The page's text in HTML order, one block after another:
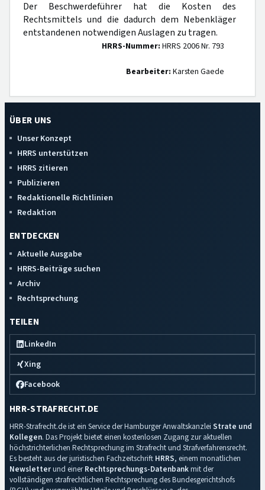
Der Beschwerdeführer hat die Kosten des
Rechtsmittels und die dadurch dem Nebenkläger
entstandenen notwendigen Auslagen zu tragen.
HRRS-Nummer: HRRS 2006 Nr. 793
Bearbeiter: Karsten Gaede
ÜBER UNS
Unser Konzept
HRRS unterstützen
HRRS zitieren
Publizieren
Redaktionelle Richtlinien
Redaktion
ENTDECKEN
Aktuelle Ausgabe
HRRS-Beiträge suchen
Archiv
Rechtsprechung
TEILEN
LinkedIn
Xing
Facebook
HRR-STRAFRECHT.DE
HRR-Strafrecht.de ist ein Service der Hamburger Anwaltskanzlei Strate und
Kollegen. Das Projekt bietet einen kostenlosen Zugang zur aktuellen
höchstrichterlichen Rechtsprechung im Strafrecht und Strafverfahrensrecht.
Es besteht aus der juristischen Fachzeitschrift HRRS, einem monatlichen
Newsletterund einerRechtsprechungs-Datenbankmit der
vollständigen strafrechtlichen Rechtsprechung des Bundesgerichtshofs